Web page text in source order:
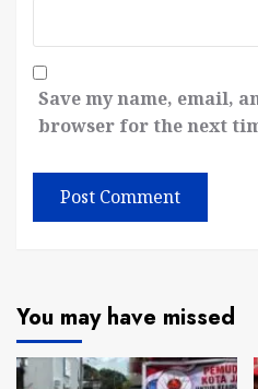
Save my name, email,
browser for the next
You may have missed